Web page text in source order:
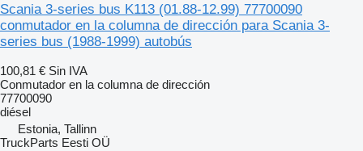
Scania 3-series bus K113 (01.88-12.99) 77700090
conmutador en la columna de dirección para Scania 3-
series bus (1988-1999) autobús
100,81 € Sin IVA
Conmutador en la columna de dirección
77700090
diésel
Estonia, Tallinn
TruckParts Eesti OÜ